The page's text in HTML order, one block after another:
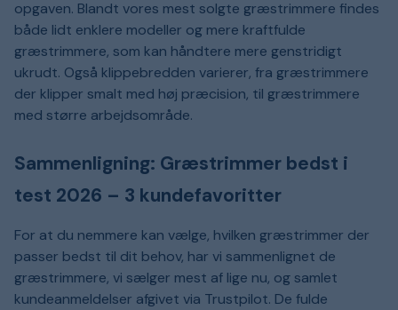
opgaven. Blandt vores mest solgte græstrimmere findes
både lidt enklere modeller og mere kraftfulde
græstrimmere, som kan håndtere mere genstridigt
ukrudt. Også klippebredden varierer, fra græstrimmere
der klipper smalt med høj præcision, til græstrimmere
med større arbejdsområde.
Sammenligning: Græstrimmer bedst i
test 2026 – 3 kundefavoritter
For at du nemmere kan vælge, hvilken græstrimmer der
passer bedst til dit behov, har vi sammenlignet de
græstrimmere, vi sælger mest af lige nu, og samlet
kundeanmeldelser afgivet via Trustpilot. De fulde